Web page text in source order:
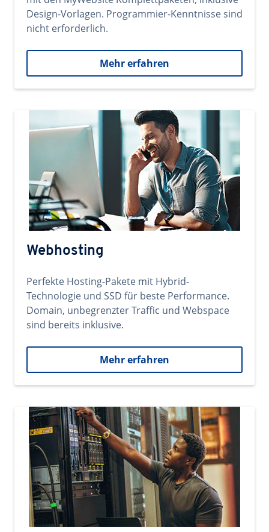
Design-Vorlagen. Programmier-Kenntnisse sind
nicht erforderlich.
Mehr erfahren
Webhosting
Perfekte Hosting-Pakete mit Hybrid-
Technologie und SSD für beste Performance.
Domain, unbegrenzter Traffic und Webspace
sind bereits inklusive.
Mehr erfahren